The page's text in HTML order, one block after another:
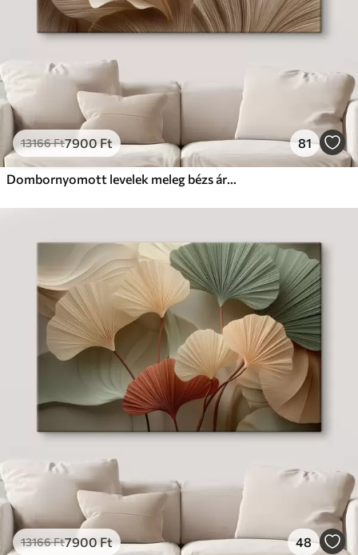
13166Ft7900 Ft 81
Dombornyomott levelek meleg bézs árnyalatokban
13166Ft7900Ft 48